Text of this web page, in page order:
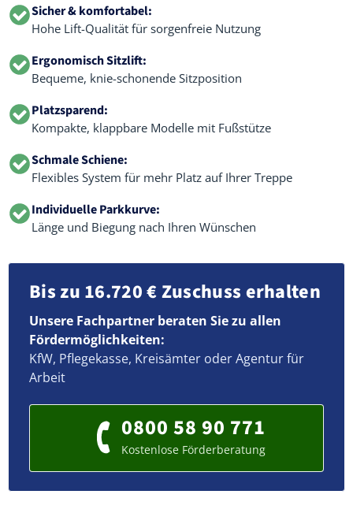
Sicher & komfortabel:
Hohe Lift-Qualität für sorgenfreie Nutzung
Ergonomisch Sitzlift:
Bequeme, knie-schonende Sitzposition
Platzsparend:
Kompakte, klappbare Modelle mit Fußstütze
Schmale Schiene:
Flexibles System für mehr Platz auf Ihrer Treppe
Individuelle Parkkurve:
Länge und Biegung nach Ihren Wünschen
Bis zu 16.720 € Zuschuss erhalten
Unsere Fachpartner beraten Sie zu allen
Fördermöglichkeiten:
KfW, Pflegekasse, Kreisämter oder Agentur für
Arbeit
0800 58 90 771
Kostenlose Förderberatung